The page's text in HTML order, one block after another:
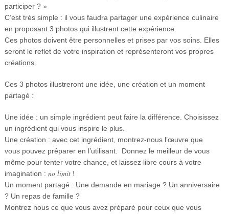
participer ? »
C’est très simple : il vous faudra partager une expérience culinaire
en proposant 3 photos qui illustrent cette expérience.
Ces photos doivent être personnelles et prises par vos soins. Elles
seront le reflet de votre inspiration et représenteront vos propres
créations.
Ces 3 photos illustreront une idée, une création et un moment
partagé :
Une idée : un simple ingrédient peut faire la différence. Choisissez
un ingrédient qui vous inspire le plus.
Une création : avec cet ingrédient, montrez-nous l’œuvre que
vous pouvez préparer en l’utilisant.
Donnez le meilleur de vous
même pour tenter votre chance, et laissez libre cours à votre
imagination : no limit!
Un moment partagé : Une demande en mariage ? Un anniversaire
? Un repas de famille ?
Montrez nous ce que vous avez préparé pour ceux que vous